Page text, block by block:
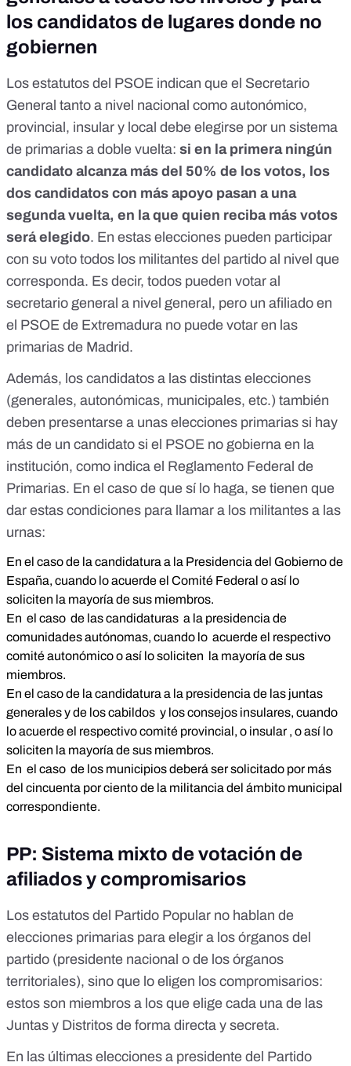
los candidatos de lugares donde no
gobiernen
Los estatutos del PSOE indican que el Secretario
General tanto a nivel nacional como autonómico,
provincial, insular y local debe elegirse por un sistema
de primarias a doble vuelta: si en la primera ningún
candidato alcanza más del 50% de los votos, los
dos candidatos con más apoyo pasan a una
segunda vuelta, en la que quien reciba más votos
será elegido. En estas elecciones pueden participar
con su voto todos los militantes del partido al nivel que
corresponda. Es decir, todos pueden votar al
secretario general a nivel general, pero un afiliado en
el PSOE de Extremadura no puede votar en las
primarias de Madrid.
Además, los candidatos a las distintas elecciones
(generales, autonómicas, municipales, etc.) también
deben presentarse a unas elecciones primarias si hay
más de un candidato si el PSOE no gobierna en la
institución, como indica el Reglamento Federal de
Primarias. En el caso de que sí lo haga, se tienen que
dar estas condiciones para llamar a los militantes a las
urnas:
En el caso de la candidatura a la Presidencia del Gobierno de
España, cuando lo acuerde el Comité Federal o así lo
soliciten la mayoría de sus miembros.
En el caso de las candidaturas a la presidencia de
comunidades autónomas, cuando lo acuerde el respectivo
comité autonómico o así lo soliciten la mayoría de sus
miembros.
En el caso de la candidatura a la presidencia de las juntas
generales y de los cabildos y los consejos insulares, cuando
lo acuerde el respectivo comité provincial, o insular , o así lo
soliciten la mayoría de sus miembros.
En el caso de los municipios deberá ser solicitado por más
del cincuenta por ciento de la militancia del ámbito municipal
correspondiente.
PP: Sistema mixto de votación de
afiliados y compromisarios
Los estatutos del Partido Popular no hablan de
elecciones primarias para elegir a los órganos del
partido (presidente nacional o de los órganos
territoriales), sino que lo eligen los compromisarios:
estos son miembros a los que elige cada una de las
Juntas y Distritos de forma directa y secreta.
En las últimas elecciones a presidente del Partido